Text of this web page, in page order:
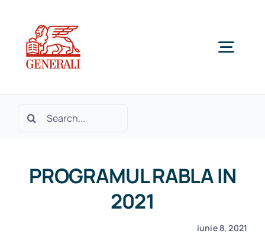
content
Produse si Servicii
Cautare...
PROGRAMUL RABLA IN
2021
iunie 8, 2021